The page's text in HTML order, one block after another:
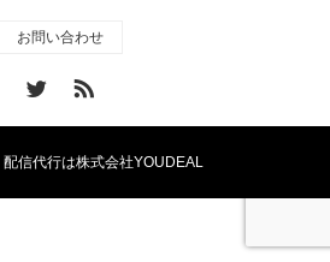
お問い合わせ
配信代行は株式会社YOUDEAL